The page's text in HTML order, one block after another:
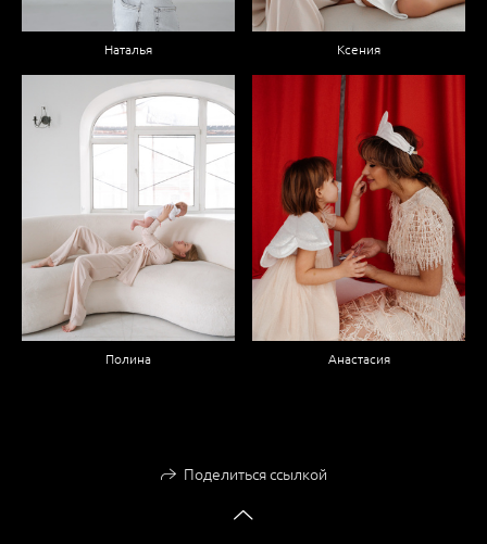
Наталья Ксения
Полина Анастасия
Поделиться ссылкой